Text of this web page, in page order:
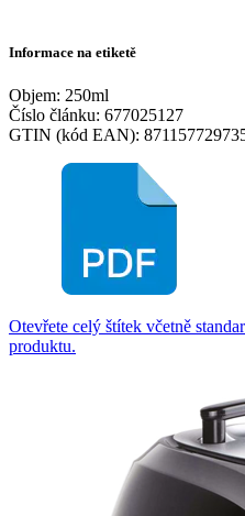
Informace na etiketě
Objem: 250ml
Číslo článku: 677025127
GTIN (kód EAN):
Otevřete celý štítek včetně
produktu.